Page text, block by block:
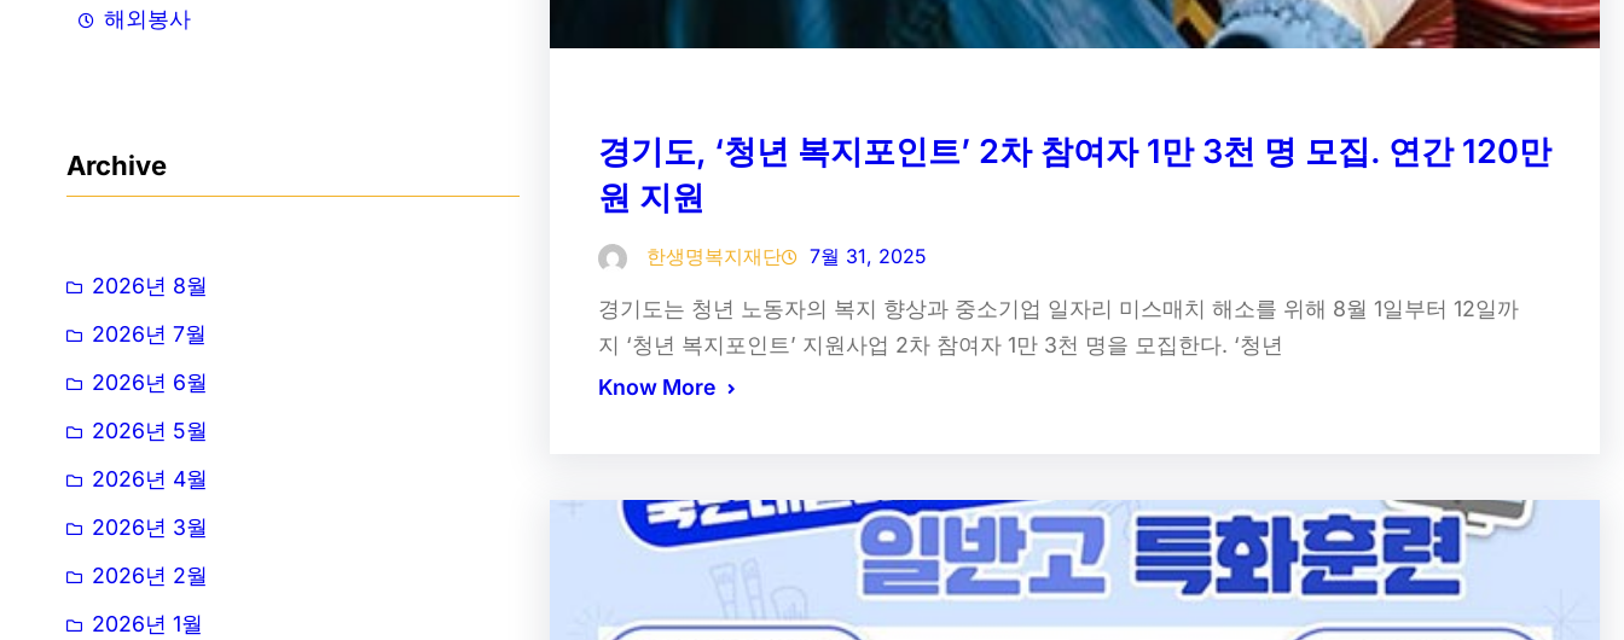
해외봉사
Archive
2026년 8월
2026년 7월
2026년 6월
2026년 5월
2026년 4월
2026년 3월
2026년 2월
2026년 1월
경기도, ‘청년 복지포인트’ 2차 참여자 1만 3천 명 모집. 연간 120만
원 지원
한생명복지재단 7월 31, 2025
경기도는 청년 노동자의 복지 향상과 중소기업 일자리 미스매치 해소를 위해 8월 1일부터 12일까
지 ‘청년 복지포인트’ 지원사업 2차 참여자 1만 3천 명을 모집한다. ‘청년
Know More